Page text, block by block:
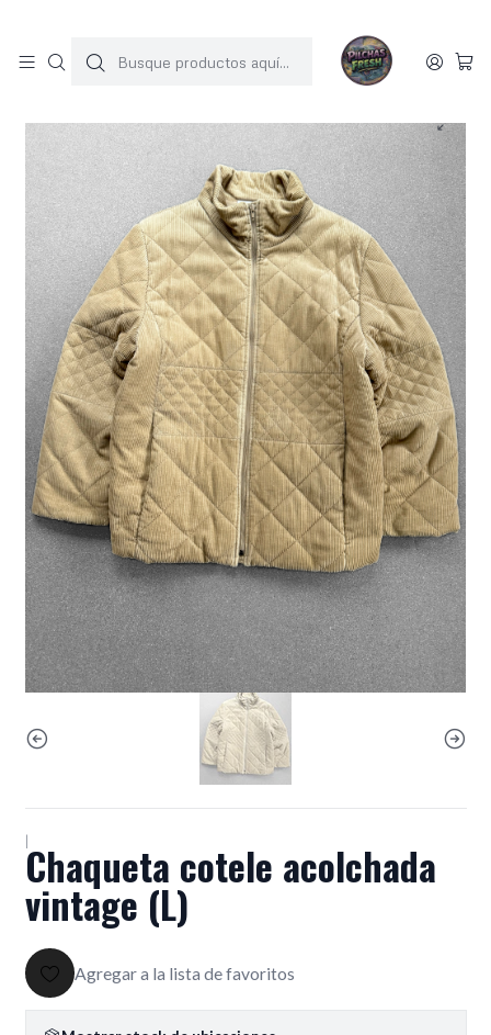
Inicio JACKET COTELE Chaqueta cotele acolchada vintage (L)
|Chaqueta cotele acolchada
vintage (L)
Agregar a la lista de favoritos